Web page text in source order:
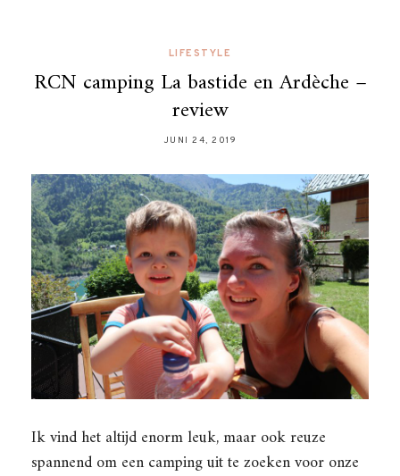
LIFESTYLE
RCN camping La bastide en Ardèche –
review
JUNI 24, 2019
Ik vind het altijd enorm leuk, maar ook reuze
spannend om een camping uit te zoeken voor onze